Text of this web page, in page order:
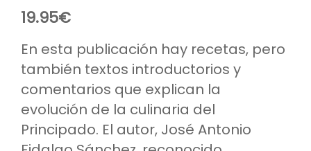
19.95€
En esta publicación hay recetas, pero
también textos introductorios y
comentarios que explican la
evolución de la culinaria del
Principado. El autor, José Antonio